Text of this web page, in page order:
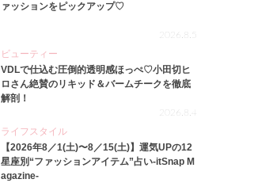
ァッションをピックアップ♡
2026.8.5
ビューティー
VDLで仕込む圧倒的透明感ほっぺ♡小田切ヒ
ロさん絶賛のリキッド＆バームチークを徹底
解剖！
2026.8.4
ライフスタイル
【2026年8／1(土)〜8／15(土)】運気UPの12
星座別“ファッションアイテム”占い-itSnap M
agazine-